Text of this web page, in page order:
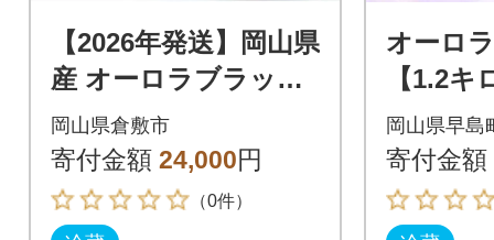
【2026年発送】岡山県
産 オーロラブラック
2房 (約1.1kg) 化粧箱
入り
岡山県倉敷市
寄付金額 24,000円
（0件）
オーロ
【1.2キ
岡山県早島
寄付金額